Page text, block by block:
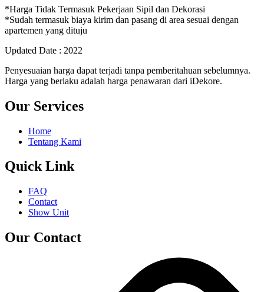
*Harga Tidak Termasuk Pekerjaan Sipil dan Dekorasi
*Sudah termasuk biaya kirim dan pasang di area sesuai dengan
apartemen yang dituju
Updated Date : 2022
Penyesuaian harga dapat terjadi tanpa pemberitahuan sebelumnya.
Harga yang berlaku adalah harga penawaran dari iDekore.
Our Services
Home
Tentang Kami
Quick Link
FAQ
Contact
Show Unit
Our Contact